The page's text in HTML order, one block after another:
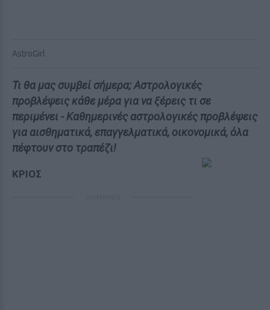
AstroGirl
Τι θα μας συμβεί σήμερα; Αστρολογικές
προβλέψεις κάθε μέρα για να ξέρεις τι σε
περιμένει - Καθημερινές αστρολογικές προβλέψεις
για αισθηματικά, επαγγελματικά, οικονομικά, όλα
πέφτουν στο τραπέζι!
ΚΡΙΟΣ